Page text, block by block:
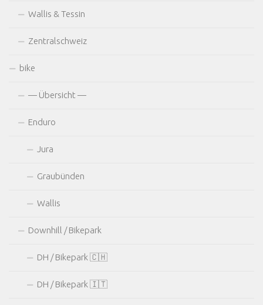
Wallis & Tessin
Zentralschweiz
bike
— Übersicht —
Enduro
Jura
Graubünden
Wallis
Downhill / Bikepark
DH / Bikepark 🇨🇭
DH / Bikepark 🇮🇹